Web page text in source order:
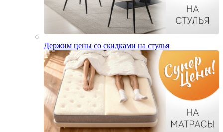
Держим цены со скидками на стулья